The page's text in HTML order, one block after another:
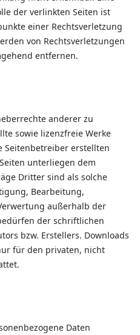
der verlinkten Seiten ist
einer Rechtsverletzung
von Rechtsverletzungen
entfernen.
anderer zu
sowie lizenzfreie Werke
Seitenbetreiber erstellten
unterliegen dem
Dritter sind als solche
Bearbeitung,
außerhalb der
der schriftlichen
bzw. Erstellers. Downloads
für den privaten, nicht
Daten